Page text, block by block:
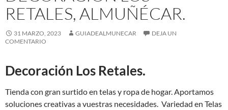
RETALES, ALMUÑÉCAR.
31 MARZO, 2023 GUIADEALMUNECAR
DEJA UN
COMENTARIO
Decoración Los Retales.
Tienda con gran surtido en telas y ropa de hogar. Aportamos
soluciones creativas a vuestras necesidades. Variedad en Telas